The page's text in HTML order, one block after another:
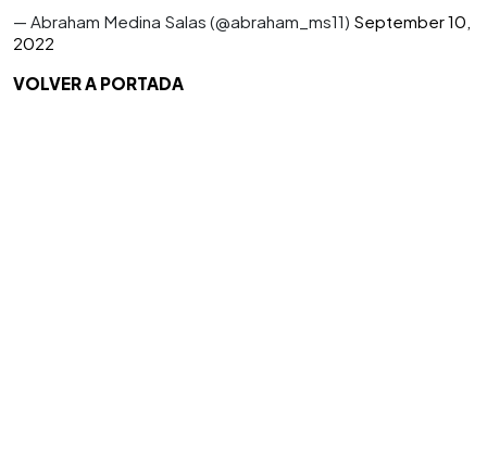
— Abraham Medina Salas (@abraham_ms11) September 10,
2022
VOLVER A PORTADA